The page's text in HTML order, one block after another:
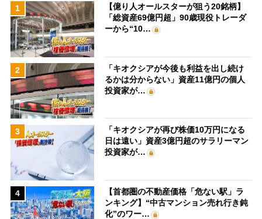
1
【億り人オールスターが狙う20銘柄】
「総資産69億円超」90歳現役トレーダ
ーから“10…
2
「キオクシアが今後も利益を出し続け
るかは分からない」資産11億円の個人
投資家が…
3
「キオクシアが再び株価10万円になる
日は遠い」資産3億円超のサラリーマン
投資家が…
4
【首都圏の不動産価格「危ない駅」ラ
ンキング】“中古マンション売れ行き鈍
化”のワー…